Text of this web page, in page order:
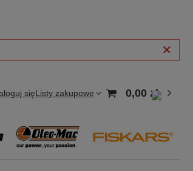
sięListy zakupowe 0,00 zł